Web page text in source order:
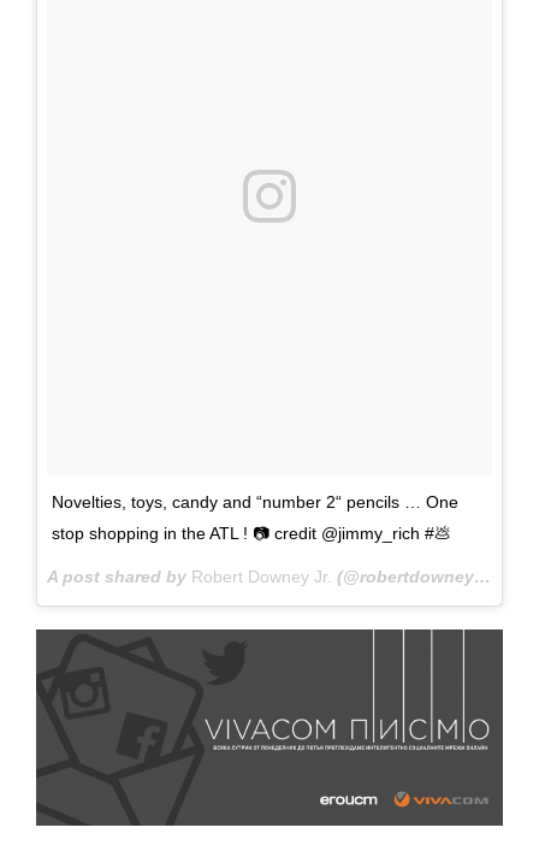
Novelties, toys, candy and “number 2“ pencils … One
stop shopping in the ATL ! 📷 credit @jimmy_rich #💩
A post shared by Robert Downey Jr. (@robertdowneyjr) on